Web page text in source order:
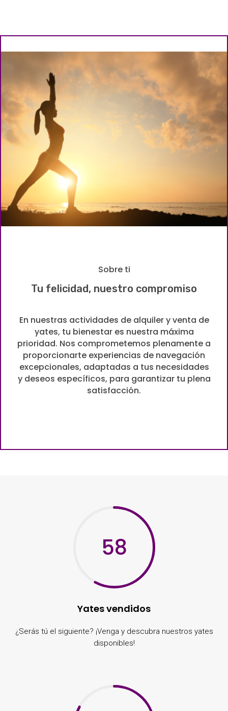
Sobre ti
Tu felicidad, nuestro compromiso
En nuestras actividades de alquiler y venta de
yates, tu bienestar es nuestra máxima
prioridad. Nos comprometemos plenamente a
proporcionarte experiencias de navegación
excepcionales, adaptadas a tus necesidades
y deseos específicos, para garantizar tu plena
satisfacción.
58
Yates vendidos
¿Serás tú el siguiente? ¡Venga y descubra nuestros yates
disponibles!